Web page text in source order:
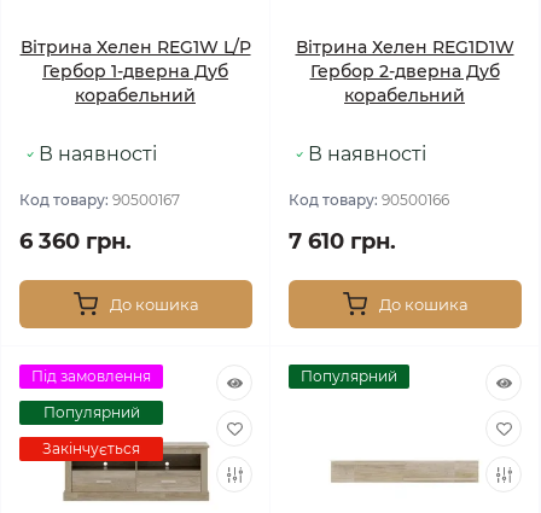
Вітрина Хелен REG1W L/P
Гербор 1-дверна Дуб
корабельний
В наявності
Код товару: 90500167
6 360 грн.
До кошика
Вітрина Хелен REG1D1W
Гербор 2-дверна Дуб
корабельний
В наявності
Код товару: 90500166
7 610 грн.
До кошика
Під замовлення
Популярний
Закінчується
Популярний